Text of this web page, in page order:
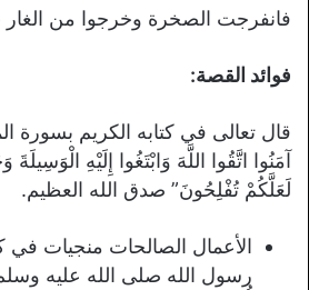
فانفرجت الصخرة وخرجوا من الغار
فوائد القصة:
قال تعالى في كتابه الكريم بسورة
آمَنُوا اتَّقُوا اللَّهَ وَابْتَغُوا إِلَيْهِ
لَعَلَّكُمْ تُفْلِحُونَ” صدق الله العظيم.
الأعمال الصالحات منجيات
رسول الله صلى الله عليه